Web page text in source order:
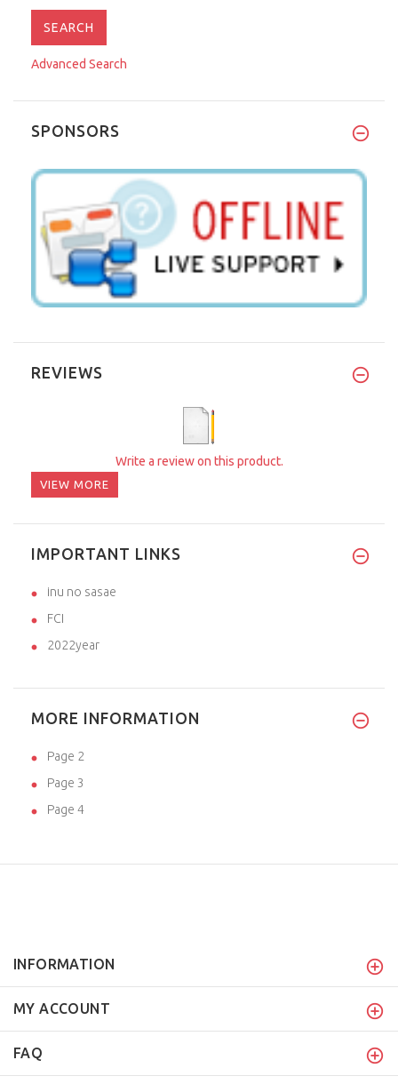
Advanced Search
SPONSORS
REVIEWS
Write a review on this product.
VIEW MORE
IMPORTANT LINKS
inu no sasae
FCI
2022year
MORE INFORMATION
Page 2
Page 3
Page 4
INFORMATION
MY ACCOUNT
FAQ